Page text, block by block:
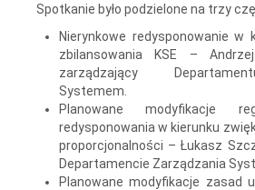
Spotkanie było podzielone na trzy
Nierynkowe redysponowanie w
zbilansowania KSE –
zarządzający
Systemem.
Planowane modyfikacje
redysponowania w kierunku
proporcjonalności – Łukasz
Departamencie Zarządzania
Planowane modyfikacje zasad